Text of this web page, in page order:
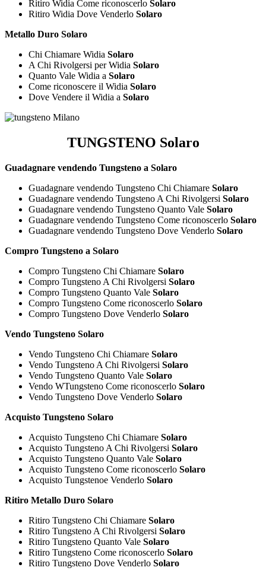
Ritiro Widia Come riconoscerlo Solaro
Ritiro Widia Dove Venderlo Solaro
Metallo Duro Solaro
Chi Chiamare Widia Solaro
A Chi Rivolgersi per Widia Solaro
Quanto Vale Widia a Solaro
Come riconoscere il Widia Solaro
Dove Vendere il Widia a Solaro
TUNGSTENO Solaro
Guadagnare vendendo Tungsteno a Solaro
Guadagnare vendendo Tungsteno Chi Chiamare Solaro
Guadagnare vendendo Tungsteno A Chi Rivolgersi Solaro
Guadagnare vendendo Tungsteno Quanto Vale Solaro
Guadagnare vendendo Tungsteno Come riconoscerlo Solaro
Guadagnare vendendo Tungsteno Dove Venderlo Solaro
Compro Tungsteno a Solaro
Compro Tungsteno Chi Chiamare Solaro
Compro Tungsteno A Chi Rivolgersi Solaro
Compro Tungsteno Quanto Vale Solaro
Compro Tungsteno Come riconoscerlo Solaro
Compro Tungsteno Dove Venderlo Solaro
Vendo Tungsteno Solaro
Vendo Tungsteno Chi Chiamare Solaro
Vendo Tungsteno A Chi Rivolgersi Solaro
Vendo Tungsteno Quanto Vale Solaro
Vendo WTungsteno Come riconoscerlo Solaro
Vendo Tungsteno Dove Venderlo Solaro
Acquisto Tungsteno Solaro
Acquisto Tungsteno Chi Chiamare Solaro
Acquisto Tungsteno A Chi Rivolgersi Solaro
Acquisto Tungsteno Quanto Vale Solaro
Acquisto Tungsteno Come riconoscerlo Solaro
Acquisto Tungstenoe Venderlo Solaro
Ritiro Metallo Duro Solaro
Ritiro Tungsteno Chi Chiamare Solaro
Ritiro Tungsteno A Chi Rivolgersi Solaro
Ritiro Tungsteno Quanto Vale Solaro
Ritiro Tungsteno Come riconoscerlo Solaro
Ritiro Tungsteno Dove Venderlo Solaro